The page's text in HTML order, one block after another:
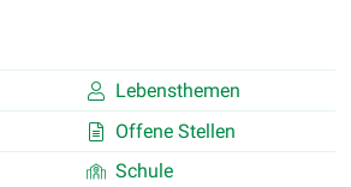
Lebensthemen
Offene Stellen
Schule